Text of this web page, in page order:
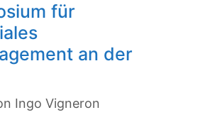
für
an der
Ingo Vigneron